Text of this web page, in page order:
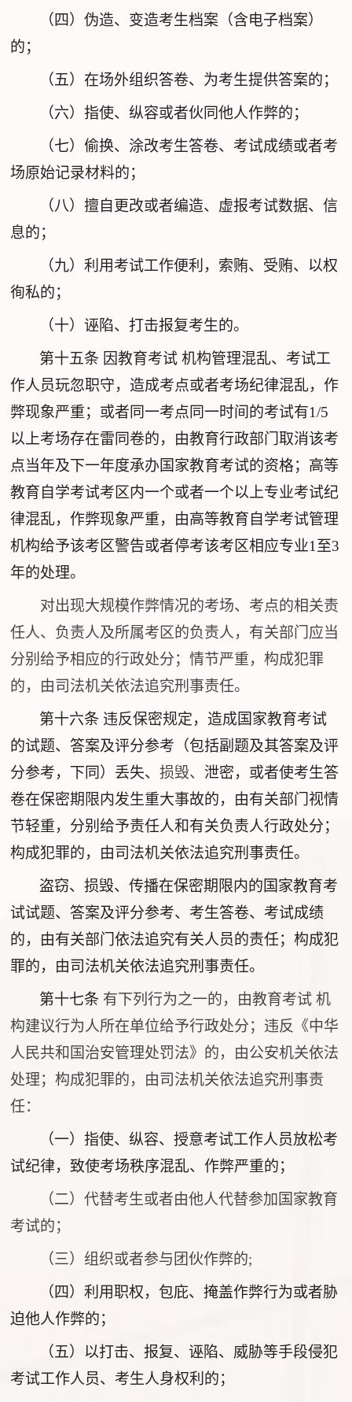
（四）伪造、变造考生档案（含电子档案）
的；
（五）在场外组织答卷、为考生提供答案的；
（六）指使、纵容或者伙同他人作弊的；
（七）偷换、涂改考生答卷、考试成绩或者考
场原始记录材料的；
（八）擅自更改或者编造、虚报考试数据、信
息的；
（九）利用考试工作便利，索贿、受贿、以权
徇私的；
（十）诬陷、打击报复考生的。
第十五条 因教育考试 机构管理混乱、考试工
作人员玩忽职守，造成考点或者考场纪律混乱，作
弊现象严重；或者同一考点同一时间的考试有1/5
以上考场存在雷同卷的，由教育行政部门取消该考
点当年及下一年度承办国家教育考试的资格；高等
教育自学考试考区内一个或者一个以上专业考试纪
律混乱，作弊现象严重，由高等教育自学考试管理
机构给予该考区警告或者停考该考区相应专业1至3
年的处理。
对出现大规模作弊情况的考场、考点的相关责
任人、负责人及所属考区的负责人，有关部门应当
分别给予相应的行政处分；情节严重，构成犯罪
的，由司法机关依法追究刑事责任。
第十六条 违反保密规定，造成国家教育考试
的试题、答案及评分参考（包括副题及其答案及评
分参考，下同）丢失、损毁、 泄密，或者使考生答
卷在保密期限内发生重大事故的，由有关部门视情
节轻重，分别给予责任人和有关负责人行政处分；
构成犯罪的，由司法机关依法追究刑事责任。
盗窃、损毁、传播在保密期限内的国家教育考
试试题、答案及评分参考、考生答卷、考试成绩
的，由有关部门依法追究有关人员的责任；构成犯
罪的，由司法机关依法追究刑事责任。
第十七条 有下列行为之一的，由教育考试 机
构建议行为人所在单位给予行政处分；违反《中华
人民共和国治安管理处罚法》的，由公安机关依法
处理；构成犯罪的，由司法机关依法追究刑事责
任：
（一）指使、纵容、授意考试工作人员放松考
试纪律，致使考场秩序混乱、作弊严重的；
（二）代替考生或者由他人代替参加国家教育
考试的；
（三）组织或者参与团伙作弊的;
（四）利用职权，包庇、掩盖作弊行为或者胁
迫他人作弊的；
（五）以打击、报复、诬陷、威胁等手段侵犯
考试工作人员、考生人身权利的；